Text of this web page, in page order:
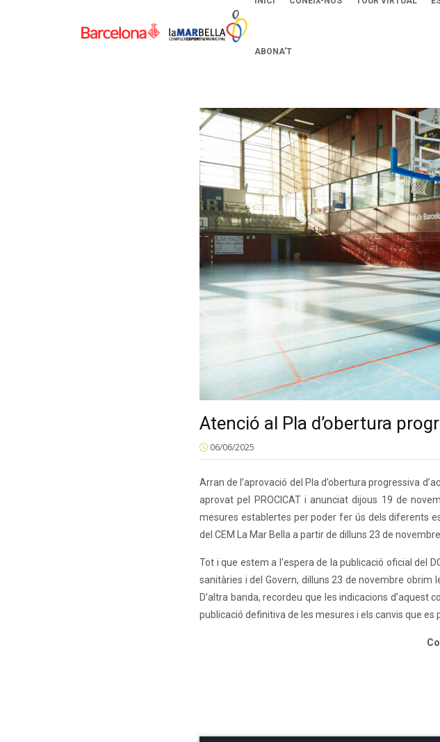
ABONA’T
Atenció al Pla d’obertura
06/06/2025
Arran de l’aprovació del Pla d’obertura progressiva
aprovat pel PROCICAT i anunciat dijous 19 de
mesures establertes per poder fer ús dels diferents
del CEM La Mar Bella a partir de dilluns 23 de novembre.
Tot i que estem a l’espera de la publicació oficial del
sanitàries i del Govern, dilluns 23 de novembre obrim
D’altra banda, recordeu que les indicacions
publicació definitiva de les mesures i els canvis que es